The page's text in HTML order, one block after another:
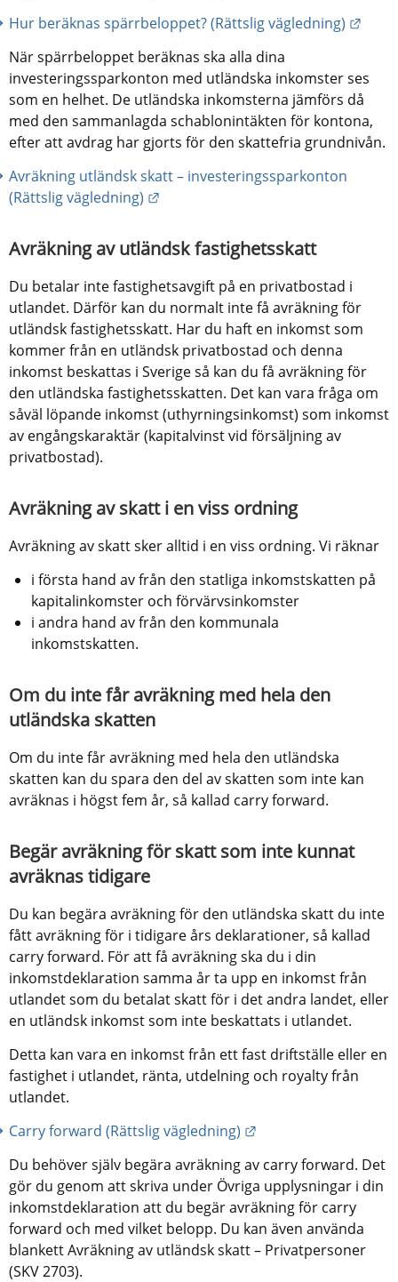
Hur beräknas spärrbeloppet? (Rättslig vägledning)
När spärrbeloppet beräknas ska alla dina
investeringssparkonton med utländska inkomster ses
som en helhet. De utländska inkomsterna jämförs då
med den sammanlagda schablonintäkten för kontona,
efter att avdrag har gjorts för den skattefria grundnivån.
Avräkning utländsk skatt – investeringssparkonton
(Rättslig vägledning)
Avräkning av utländsk fastighetsskatt
Du betalar inte fastighetsavgift på en privatbostad i
utlandet. Därför kan du normalt inte få avräkning för
utländsk fastighetsskatt. Har du haft en inkomst som
kommer från en utländsk privatbostad och denna
inkomst beskattas i Sverige så kan du få avräkning för
den utländska fastighetsskatten. Det kan vara fråga om
såväl löpande inkomst (uthyrningsinkomst) som inkomst
av engångskaraktär (kapitalvinst vid försäljning av
privatbostad).
Avräkning av skatt i en viss ordning
Avräkning av skatt sker alltid i en viss ordning. Vi räknar
i första hand av från den statliga inkomstskatten på
kapitalinkomster och förvärvsinkomster
i andra hand av från den kommunala
inkomstskatten.
Om du inte får avräkning med hela den
utländska skatten
Om du inte får avräkning med hela den utländska
skatten kan du spara den del av skatten som inte kan
avräknas i högst fem år, så kallad carry forward.
Begär avräkning för skatt som inte kunnat
avräknas tidigare
Du kan begära avräkning för den utländska skatt du inte
fått avräkning för i tidigare års deklarationer, så kallad
carry forward. För att få avräkning ska du i din
inkomstdeklaration samma år ta upp en inkomst från
utlandet som du betalat skatt för i det andra landet, eller
en utländsk inkomst som inte beskattats i utlandet.
Detta kan vara en inkomst från ett fast driftställe eller en
fastighet i utlandet, ränta, utdelning och royalty från
utlandet.
Carry forward (Rättslig vägledning)
Du behöver själv begära avräkning av carry forward. Det
gör du genom att skriva under Övriga upplysningar i din
inkomstdeklaration att du begär avräkning för carry
forward och med vilket belopp. Du kan även använda
blankett Avräkning av utländsk skatt – Privatpersoner
(SKV 2703).